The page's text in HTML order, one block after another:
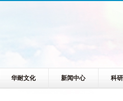
华耐文化 新闻中心 科